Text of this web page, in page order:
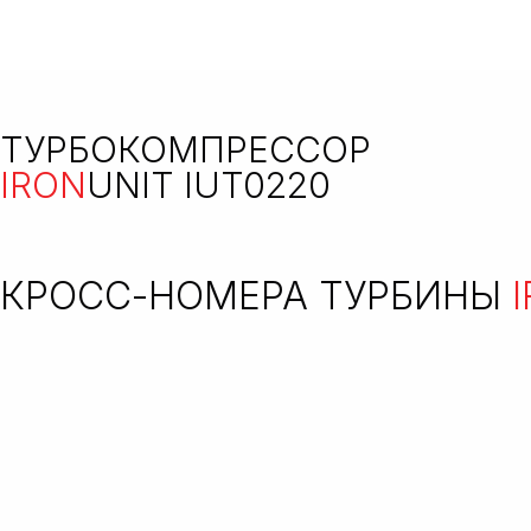
ТУРБОКОМПРЕССОР
IRONUNIT IUT0220
КРОСС-НОМЕРА ТУРБИНЫ